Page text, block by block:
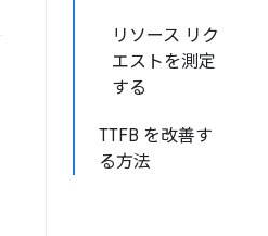
リソース リク
エストを測定
する
TTFB を改善す
る方法